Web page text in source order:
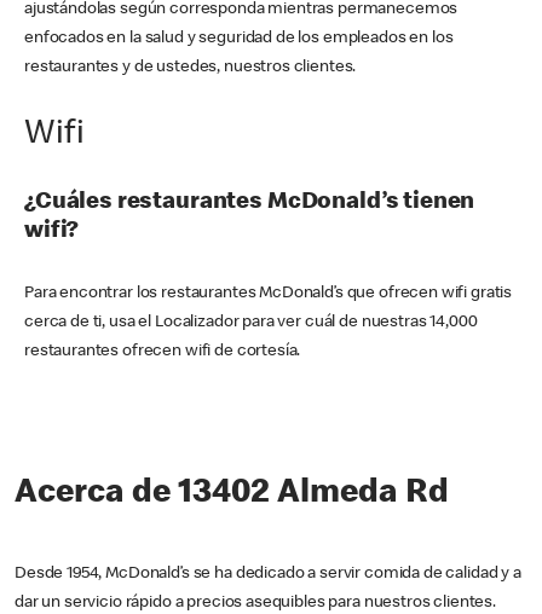
ajustándolas según corresponda mientras permanecemos
enfocados en la salud y seguridad de los empleados en los
restaurantes y de ustedes, nuestros clientes.
Wifi
¿Cuáles restaurantes McDonald’s tienen
wifi?
Para encontrar los restaurantes McDonald’s que ofrecen wifi gratis
cerca de ti, usa el Localizador para ver cuál de nuestras 14,000
restaurantes ofrecen wifi de cortesía.
Acerca de 13402 Almeda Rd
Desde 1954, McDonald’s se ha dedicado a servir comida de calidad y a
dar un servicio rápido a precios asequibles para nuestros clientes.